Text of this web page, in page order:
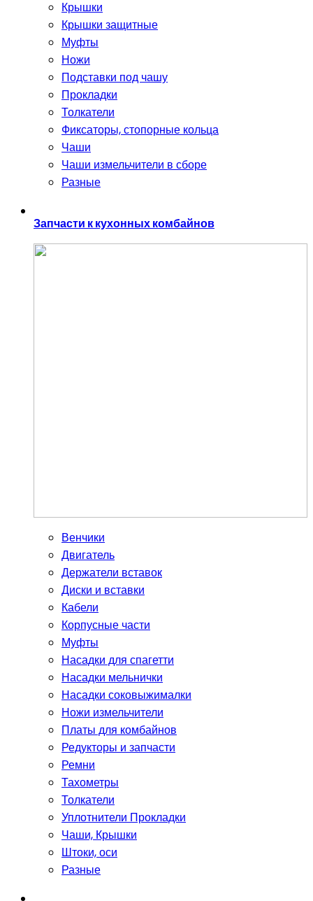
Крышки
Крышки защитные
Муфты
Ножи
Подставки под чашу
Прокладки
Толкатели
Фиксаторы, стопорные кольца
Чаши
Чаши измельчители в сборе
Разные
Запчасти к кухонных комбайнов
Венчики
Двигатель
Держатели вставок
Диски и вставки
Кабели
Корпусные части
Муфты
Насадки для спагетти
Насадки мельнички
Насадки соковыжималки
Ножи измельчители
Платы для комбайнов
Редукторы и запчасти
Ремни
Тахометры
Толкатели
Уплотнители Прокладки
Чаши, Крышки
Штоки, оси
Разные